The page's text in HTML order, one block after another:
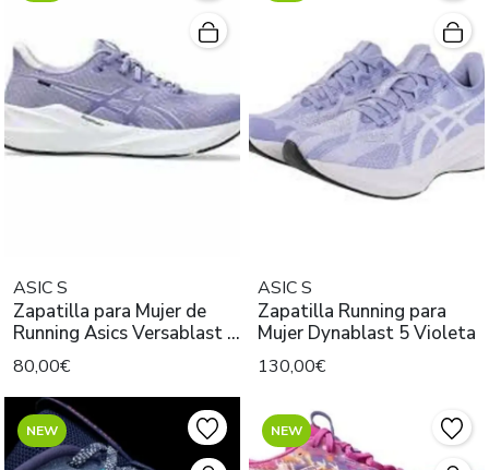
ASIC S
Zapatilla para Mujer de
Running Asics Versablast 4
Violeta
80,00€
ASIC S
Zapatilla Running para
Mujer Dynablast 5 Violeta
130,00€
NEW NEW